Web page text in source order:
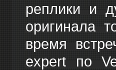
реплики и
оригинала
время
expert по